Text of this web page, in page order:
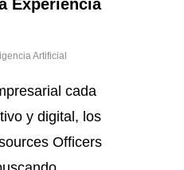
Experiencia
Artificial
cada
y digital, los
Officers